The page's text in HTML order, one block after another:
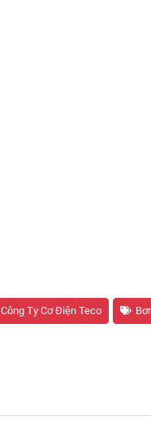
Công Ty Cơ Điện Teco